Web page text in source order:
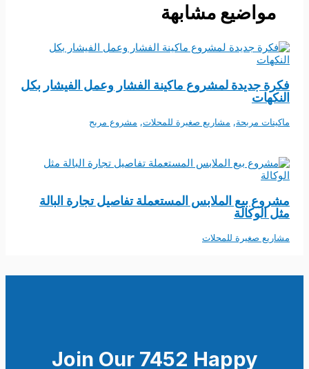
مواضيع مشابهة
فكرة جديدة لمشروع ماكينة الفشار وعمل الفيشار بكل
النكهات
ماكينات مربحة, مشاريع صغيرة للمحلات, مشروع مربح
مشروع بيع الملابس المستعملة تفاصيل تجارة البالة
مثل الوكالة
مشاريع صغيرة للمحلات
Join Our 7452 Happy